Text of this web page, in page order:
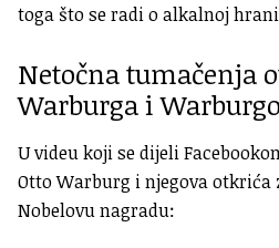
toga što se radi o alkalnoj
Netočna tumačenja
Warburga i
U videu koji se dijeli
Otto Warburg i njegova otkrića
Nobelovu nagradu: